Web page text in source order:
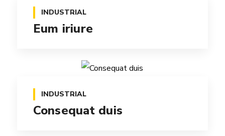
INDUSTRIAL
Eum iriure
INDUSTRIAL
Consequat duis